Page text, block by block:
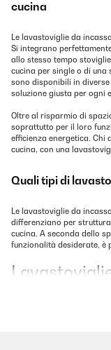
cucina
Le lavastoviglie da
Si integrano
allo stesso tempo
cucina per single o di
sono disponibili in
soluzione giusta per ogni
Oltre al risparmio di
soprattutto per il loro
efficienza energetica. Chi
cucina, con una
Quali tipi di
Le lavastoviglie da
differenziano per
cucina. A seconda dello
funzionalità desiderate, è